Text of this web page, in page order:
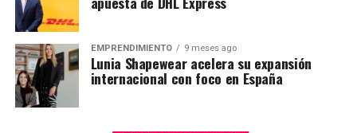
EMPRENDIMIENTO 9 meses ago
Lunia Shapewear acelera su expansión
internacional con foco en España